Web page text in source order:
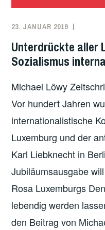
23. JANUAR 2019
Unterdrückte aller
Sozialismus
Michael Löwy
Vor hundert Jahren
internationalistische
Luxemburg und der
Karl Liebknecht in
Jubiläumsausgabe
Rosa Luxemburgs
lebendig werden
den Beitrag von